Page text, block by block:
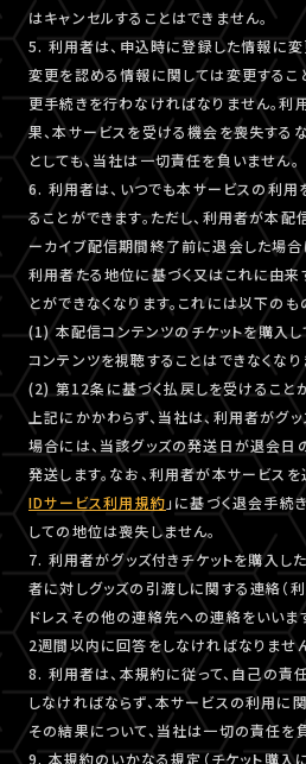
はキャンセルすることはできません。
5. 利用者は、申込時に登録した情報に
変更を認める情報に関しては変更するこ
更手続きを行わなければなりません。利
果、本サービスを受ける機会を喪失する
としても、当社は一切責任を負いません。
6. 利用者は、いつでも本サービスの利用
ることができます。ただし、利用者が本
ーカイブ配信期間終了前に退会した場合
利用者たる地位に基づく又はこれに由
とができなくなります。これには以下のも
(1) 本配信コンテンツのチケットを購入
コンテンツを視聴することはできなくなり
(2) 第12条に基づく払戻しを受けること
上記にかかわらず、当社は、利用者がグ
場合には、当該グッズの発送日が退会日
発送します。なお、利用者が本サービスを
IDサービス利用規約 」に基づく退会手続
しての地位は喪失しません。
7. 利用者がグッズ付きチケットを購入し
者に対しグッズの引渡しに関する連絡（
ドレスその他の連絡先への連絡をいいま
2週間以内に回答をしなければなりません
8. 利用者は、本規約に従って、自己の責
しなければならず、本サービスの利用に
その結果について、当社は一切の責任を
9. 本規約のいかなる規定（チケット購